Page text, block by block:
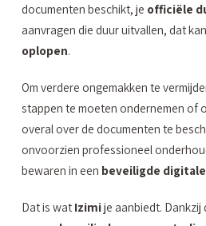
documenten beschikt, je officiële
aanvragen die duur uitvallen, dat
oplopen.
Om verdere ongemakken te
stappen te moeten ondernemen of
overal over de documenten te
onvoorzien professioneel
bewaren in een beveiligde
Dat is watIzimije aanbiedt.